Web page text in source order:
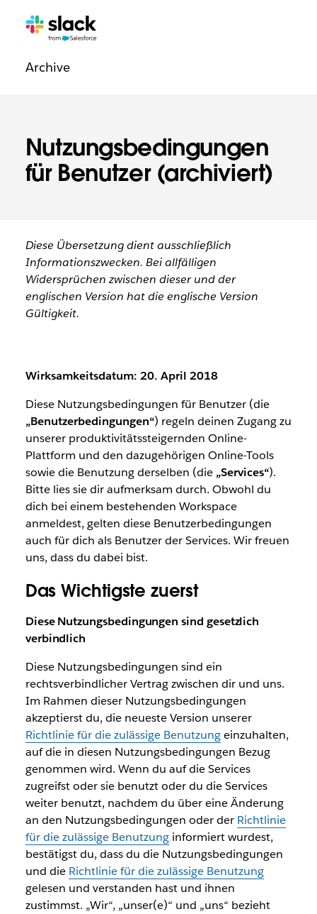
Nutzungsbedingungen
für Benutzer (archiviert)
Navigation:
Rechtliche
Zusätzliche
ArchiveSeiten
Diese Übersetzung dient ausschließlich
Informationszwecken. Bei allfälligen
Widersprüchen zwischen dieser und der
englischen Version hat die englische Version
Gültigkeit.
Wirksamkeitsdatum: 20. April 2018
Diese Nutzungsbedingungen für Benutzer (die
„Benutzerbedingungen“) regeln deinen Zugang zu
unserer produktivitätssteigernden Online-
Plattform und den dazugehörigen Online-Tools
sowie die Benutzung derselben (die „Services“).
Bitte lies sie dir aufmerksam durch. Obwohl du
dich bei einem bestehenden Workspace
anmeldest, gelten diese Benutzerbedingungen
auch für dich als Benutzer der Services. Wir freuen
uns, dass du dabei bist.
Das Wichtigste zuerst
Diese Nutzungsbedingungen sind gesetzlich
verbindlich
Diese Nutzungsbedingungen sind ein
rechtsverbindlicher Vertrag zwischen dir und uns.
Im Rahmen dieser Nutzungsbedingungen
akzeptierst du, die neueste Version unserer
Richtlinie für die zulässige Benutzungeinzuhalten,
auf die in diesen Nutzungsbedingungen Bezug
genommen wird. Wenn du auf die Services
zugreifst oder sie benutzt oder du die Services
weiter benutzt, nachdem du über eine Änderung
an den Nutzungsbedingungen oder der Richtlinie
für die zulässige Benutzunginformiert wurdest,
bestätigst du, dass du die Nutzungsbedingungen
und die Richtlinie für die zulässige Benutzung
gelesen und verstanden hast und ihnen
zustimmst. „Wir“, „unser(e)“ und „uns“ bezieht